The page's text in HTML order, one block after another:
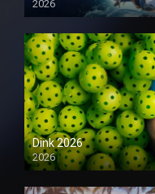
2026
1080P
Dink 2026
2026
1080P